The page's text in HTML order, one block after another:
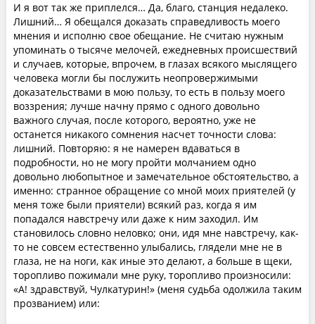
И я вот так же приплелся… Да, благо, станция недалеко.
Лишний… Я обещался доказать справедливость моего
мнения и исполню свое обещание. Не считаю нужным
упоминать о тысяче мелочей, ежедневных происшествий
и случаев, которые, впрочем, в глазах всякого мыслящего
человека могли бы послужить неопровержимыми
доказательствами в мою пользу, то есть в пользу моего
воззрения; лучше начну прямо с одного довольно
важного случая, после которого, вероятно, уже не
останется никакого сомнения насчет точности слова:
лишний. Повторяю: я не намерен вдаваться в
подробности, но не могу пройти молчанием одно
довольно любопытное и замечательное обстоятельство, а
именно: странное обращение со мной моих приятелей (у
меня тоже были приятели) всякий раз, когда я им
попадался навстречу или даже к ним заходил. Им
становилось словно неловко; они, идя мне навстречу, как-
то не совсем естественно улыбались, глядели мне не в
глаза, не на ноги, как иные это делают, а больше в щеки,
торопливо пожимали мне руку, торопливо произносили:
«А! здравствуй, Чулкатурин!» (меня судьба одолжила таким
прозванием) или: